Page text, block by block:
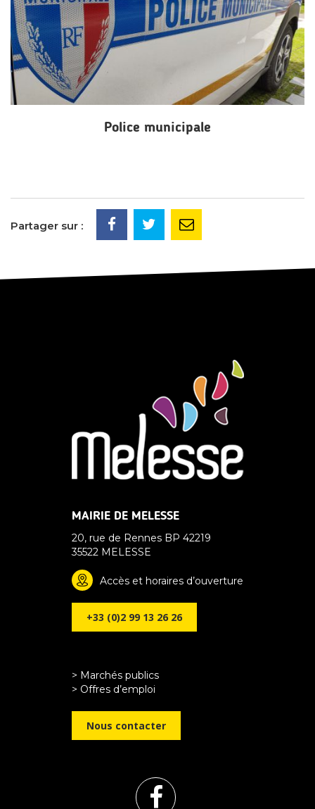
Police municipale
Partager sur :
MAIRIE DE MELESSE
20, rue de Rennes BP 42219
35522 MELESSE
Accès et horaires d’ouverture
+33 (0)2 99 13 26 26
> Marchés publics
> Offres d’emploi
Nous contacter